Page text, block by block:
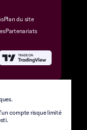
Plan du site
Partenariats
compte risque limité